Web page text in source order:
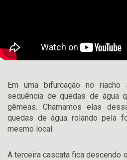
Em uma bifurcação no riacho
sequência de quedas de água
gêmeas. Chamamos elas
quedas de água rolando pela
mesmo local.
A terceira cascata fica descendo